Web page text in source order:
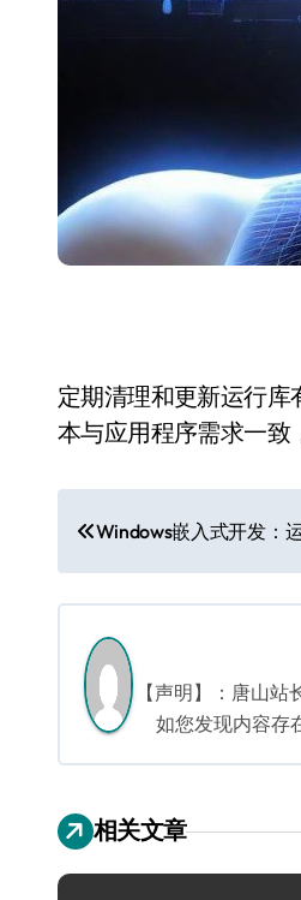
定期清理和更新运行
本与应用程序需求一致
文
章
导
航
Windows嵌入式开发：
【声明】：唐山
如您发现内容存
相关文章